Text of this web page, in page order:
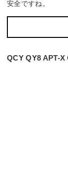
安全ですね。
QCY QY8 APT-X